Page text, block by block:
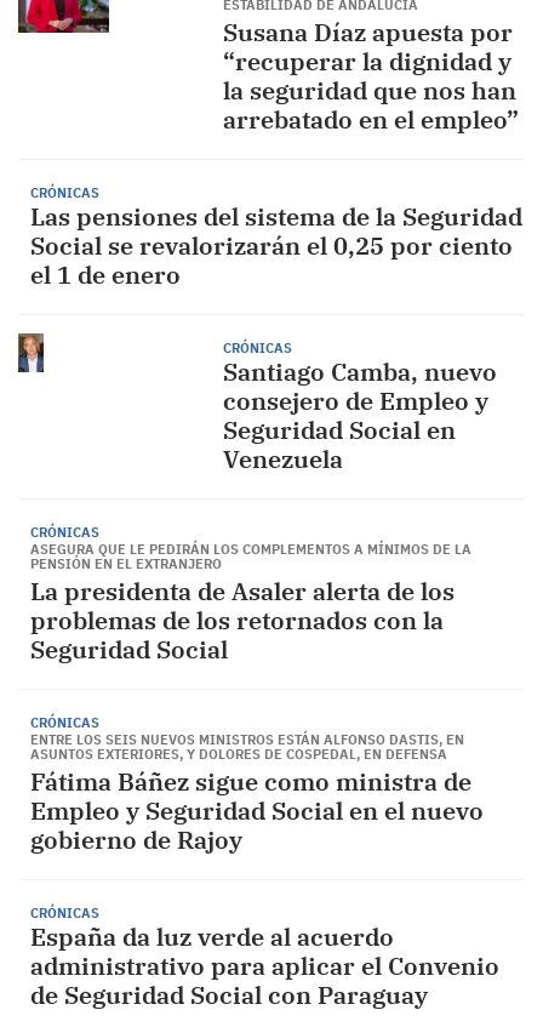
ESTABILIDAD DE ANDALUCÍA
Susana Díaz apuesta por
“recuperar la dignidad y
la seguridad que nos han
arrebatado en el empleo”
CRÓNICAS
Las pensiones del sistema de la Seguridad
Social se revalorizarán el 0,25 por ciento
el 1 de enero
CRÓNICAS
Santiago Camba, nuevo
consejero de Empleo y
Seguridad Social en
Venezuela
CRÓNICAS
ASEGURA QUE LE PEDIRÁN LOS COMPLEMENTOS A MÍNIMOS DE LA
PENSIÓN EN EL EXTRANJERO
La presidenta de Asaler alerta de los
problemas de los retornados con la
Seguridad Social
CRÓNICAS
ENTRE LOS SEIS NUEVOS MINISTROS ESTÁN ALFONSO DASTIS, EN
ASUNTOS EXTERIORES, Y DOLORES DE COSPEDAL, EN DEFENSA
Fátima Báñez sigue como ministra de
Empleo y Seguridad Social en el nuevo
gobierno de Rajoy
CRÓNICAS
España da luz verde al acuerdo
administrativo para aplicar el Convenio
de Seguridad Social con Paraguay